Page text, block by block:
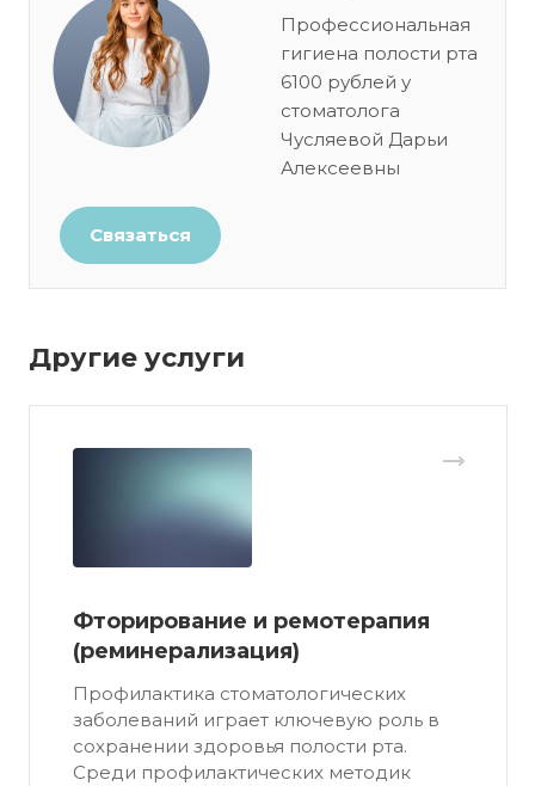
Профессиональная
гигиена полости рта
6100 рублей у
стоматолога
Чусляевой Дарьи
Алексеевны
Связаться
Другие услуги
Фторирование и ремотерапия
(реминерализация)
Профилактика стоматологических
заболеваний играет ключевую роль в
сохранении здоровья полости рта.
Среди профилактических методик